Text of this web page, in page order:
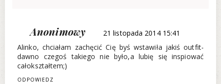
Anonimowy
21 listopada 2014 15:41
Alinko, chciałam zachęcić Cię byś wstawiła jakiś outfit-
dawno czegoś takiego nie było,a lubię się inspiować
całokształtem;)
ODPOWIEDZ